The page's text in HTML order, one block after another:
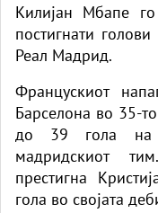
Килијан Мбапе
постигнати
Реал Мадрид.
Францускиот
Барселона во 35-
до 39 гола на
мадридскиот
престигна
гола во својата